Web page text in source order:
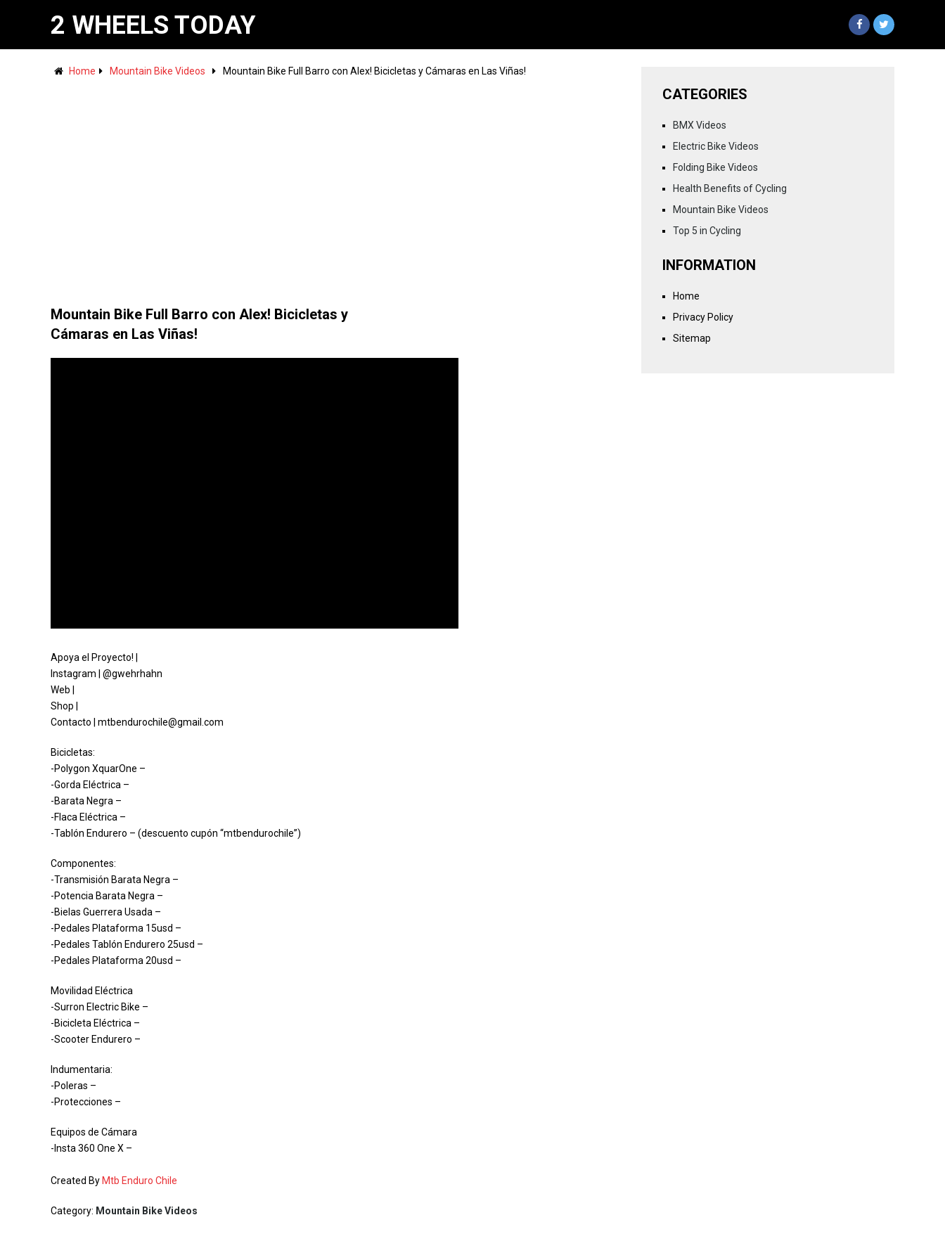
2 WHEELS TODAY
Home Mountain Bike Videos Mountain Bike Full Barro con Alex! Bicicletas y Cámaras en Las Viñas!
Mountain Bike Full Barro con Alex! Bicicletas y
Cámaras en Las Viñas!
Apoya el Proyecto! |
Instagram | @gwehrhahn
Web |
Shop |
Contacto | mtbendurochile@gmail.com
Bicicletas:
-Polygon XquarOne –
-Gorda Eléctrica –
-Barata Negra –
-Flaca Eléctrica –
-Tablón Endurero – (descuento cupón “mtbendurochile”)
Componentes:
-Transmisión Barata Negra –
-Potencia Barata Negra –
-Bielas Guerrera Usada –
-Pedales Plataforma 15usd –
-Pedales Tablón Endurero 25usd –
-Pedales Plataforma 20usd –
Movilidad Eléctrica
-Surron Electric Bike –
-Bicicleta Eléctrica –
-Scooter Endurero –
Indumentaria:
-Poleras –
-Protecciones –
Equipos de Cámara
-Insta 360 One X –
Created By Mtb Enduro Chile
Category: Mountain Bike Videos
CATEGORIES
BMX Videos
Electric Bike Videos
Folding Bike Videos
Health Benefits of Cycling
Mountain Bike Videos
Top 5 in Cycling
INFORMATION
Home
Privacy Policy
Sitemap